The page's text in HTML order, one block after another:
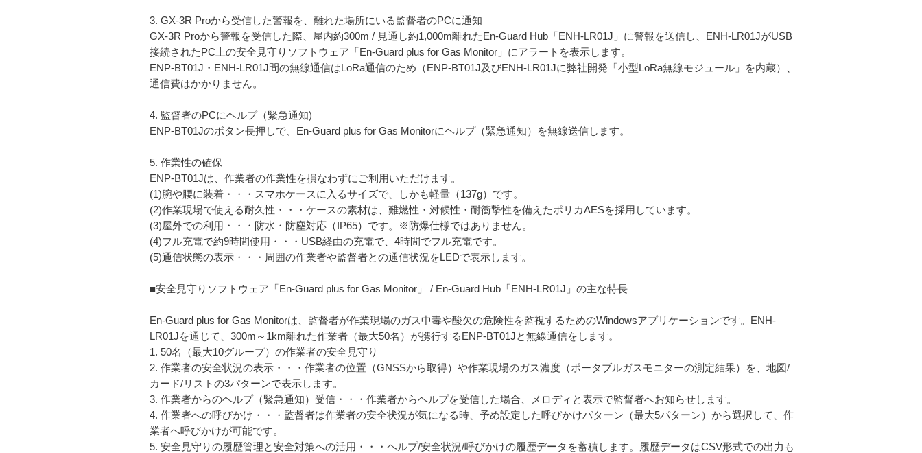
3. GX-3R Proから受信した警報を、離れた場所にいる監督者のPCに通知
GX-3R Proから警報を受信した際、屋内約300m / 見通し約1,000m離れたEn-Guard Hub「ENH-LR01J」に警報を送信し、ENH-LR01JがUSB
接続されたPC上の安全見守りソフトウェア「En-Guard plus for Gas Monitor」にアラートを表示します。
ENP-BT01J・ENH-LR01J間の無線通信はLoRa通信のため（ENP-BT01J及びENH-LR01Jに弊社開発「小型LoRa無線モジュール」を内蔵）、
通信費はかかりません。
4. 監督者のPCにヘルプ（緊急通知)
ENP-BT01Jのボタン長押しで、En-Guard plus for Gas Monitorにヘルプ（緊急通知）を無線送信します。
5. 作業性の確保
ENP-BT01Jは、作業者の作業性を損なわずにご利用いただけます。
(1)腕や腰に装着・・・スマホケースに入るサイズで、しかも軽量（137g）です。
(2)作業現場で使える耐久性・・・ケースの素材は、難燃性・対候性・耐衝撃性を備えたポリカAESを採用しています。
(3)屋外での利用・・・防水・防塵対応（IP65）です。※防爆仕様ではありません。
(4)フル充電で約9時間使用・・・USB経由の充電で、4時間でフル充電です。
(5)通信状態の表示・・・周囲の作業者や監督者との通信状況をLEDで表示します。
■安全見守りソフトウェア「En-Guard plus for Gas Monitor」 / En-Guard Hub「ENH-LR01J」の主な特長
En-Guard plus for Gas Monitorは、監督者が作業現場のガス中毒や酸欠の危険性を監視するためのWindowsアプリケーションです。ENH-
LR01Jを通じて、300m～1km離れた作業者（最大50名）が携行するENP-BT01Jと無線通信をします。
1. 50名（最大10グループ）の作業者の安全見守り
2. 作業者の安全状況の表示・・・作業者の位置（GNSSから取得）や作業現場のガス濃度（ポータブルガスモニターの測定結果）を、地図/
カード/リストの3パターンで表示します。
3. 作業者からのヘルプ（緊急通知）受信・・・作業者からヘルプを受信した場合、メロディと表示で監督者へお知らせします。
4. 作業者への呼びかけ・・・監督者は作業者の安全状況が気になる時、予め設定した呼びかけパターン（最大5パターン）から選択して、作
業者へ呼びかけが可能です。
5. 安全見守りの履歴管理と安全対策への活用・・・ヘルプ/安全状況/呼びかけの履歴データを蓄積します。履歴データはCSV形式での出力も